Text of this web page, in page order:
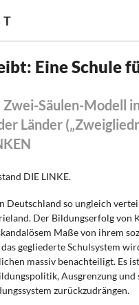
und Daseinsvorsorge
Eine Schule
Säulen-Modell
Länder
DIE LINKE.
Deutschland so ungleich
Der Bildungserfolg von
Maße von ihrem
gegliederte Schulsystem
massiv benachteiligt. Es
Ausgrenzung und
zurückzudrängen.